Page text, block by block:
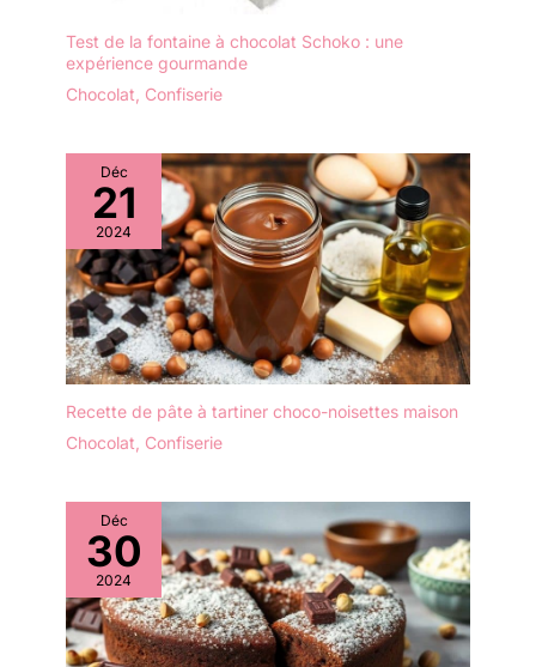
Test de la fontaine à chocolat Schoko : une
expérience gourmande
Chocolat Confiserie
Déc
21
2024
Recette de pâte à tartiner choco-noisettes maison
Chocolat Confiserie
Déc
30
2024